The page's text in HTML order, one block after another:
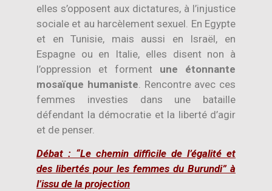
elles s’opposent aux dictatures, à l’injustice
sociale et au harcèlement sexuel. En Egypte
et en Tunisie, mais aussi en Israël, en
Espagne ou en Italie, elles disent non à
l’oppression et forment une étonnante
mosaïque humaniste . Rencontre avec ces
femmes investies dans une bataille
défendant la démocratie et la liberté d’agir
et de penser.
Débat : “Le chemin difficile de l’égalité et
des libertés pour les femmes du Burundi” à
l’issu de la projection